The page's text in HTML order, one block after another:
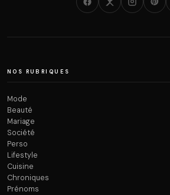
NOS RUBRIQUES
Mode
Beauté
Mariage
Société
Perso
Lifestyle
Cuisine
Chroniques
Prénoms